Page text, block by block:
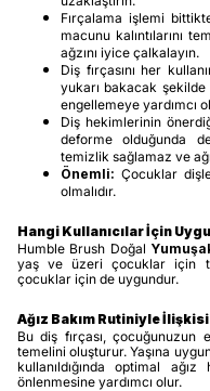
Fırçalama işlemi
macunu kalıntılarını
ağzını iyice çalkalayın.
Diş fırçasını her
yukarı bakacak şekilde
engellemeye yardımcı
Diş hekimlerinin
deforme olduğunda
temizlik sağlamaz ve
Önemli: Çocuklar
olmalıdır.
Hangi Kullanıcılar İçin
Humble Brush Doğal
yaş ve üzeri çocuklar için
çocuklar için de uygundur.
Ağız Bakım Rutiniyle İlişkisi
Bu diş fırçası, çocuğunuzun
temelini oluşturur. Yaşına
kullanıldığında optimal
önlenmesine yardımcı olur.